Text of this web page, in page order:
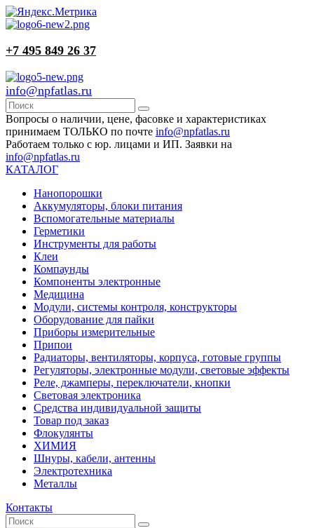
+7 495 849 26 37
info@npfatlas.ru
Вопросы о наличии, цене, фасовке и характеристиках
принимаем ТОЛЬКО по почте info@npfatlas.ru
Работаем только с юр. лицами и ИП. Заявки на
info@npfatlas.ru
КАТАЛОГ
Нанопорошки
Аккумуляторы, блоки питания
Вспомогательные материалы
Герметики
Инструменты для работы
Клеи
Компаунды
Компоненты электронные
Медицина
Модули, системы контроля, конструкторы
Оборудование для пайки
Приборы измерительные
Припои
Радиаторы, вентиляторы, корпуса, готовые группы
Регуляторы, электронные модули, световые эффекты
Реле, джамперы, переключатели, кнопки
Световая электроника
Средства индивидуальной защиты
Товар под заказ
Флокулянты
ХИМИЯ
Шнуры, кабели, антенны
Электротехника
Металлы
Контакты